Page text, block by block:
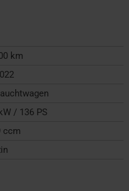
km
/ 136 PS
ccm